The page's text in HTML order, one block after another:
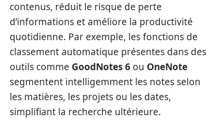
contenus, réduit le risque de perte
d’informations et améliore la productivité
quotidienne. Par exemple, les fonctions de
classement automatique présentes dans des
outils comme GoodNotes 6 ou OneNote
segmentent intelligemment les notes selon
les matières, les projets ou les dates,
simplifiant la recherche ultérieure.